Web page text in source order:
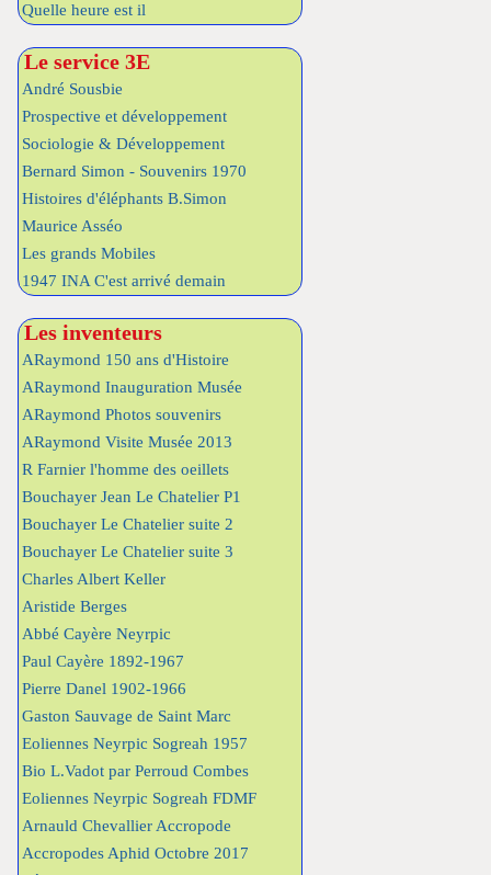
Quelle heure est il
Le service 3E
André Sousbie
Prospective et développement
Sociologie & Développement
Bernard Simon - Souvenirs 1970
Histoires d'éléphants B.Simon
Maurice Asséo
Les grands Mobiles
1947 INA C'est arrivé demain
Les inventeurs
ARaymond 150 ans d'Histoire
ARaymond Inauguration Musée
ARaymond Photos souvenirs
ARaymond Visite Musée 2013
R Farnier l'homme des oeillets
Bouchayer Jean Le Chatelier P1
Bouchayer Le Chatelier suite 2
Bouchayer Le Chatelier suite 3
Charles Albert Keller
Aristide Berges
Abbé Cayère Neyrpic
Paul Cayère 1892-1967
Pierre Danel 1902-1966
Gaston Sauvage de Saint Marc
Eoliennes Neyrpic Sogreah 1957
Bio L.Vadot par Perroud Combes
Eoliennes Neyrpic Sogreah FDMF
Arnauld Chevallier Accropode
Accropodes Aphid Octobre 2017